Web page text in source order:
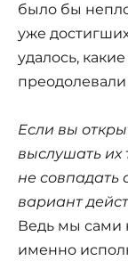
было бы
уже
удалось,
преодолевали
Если вы
выслушать их
не совпадать
вариант
Ведь мы сами
именно